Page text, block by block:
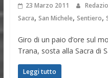
23 Marzo 2011
Sacra, San Michele, Sentiero,
Giro di un paio d’ore sul
Trana, sosta alla Sacra di
Leggi tutto